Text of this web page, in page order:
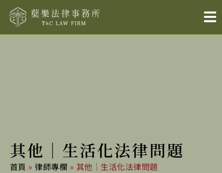
其他｜生活化法律問題
首頁 »律師專欄 » 其他｜生活化法律問題